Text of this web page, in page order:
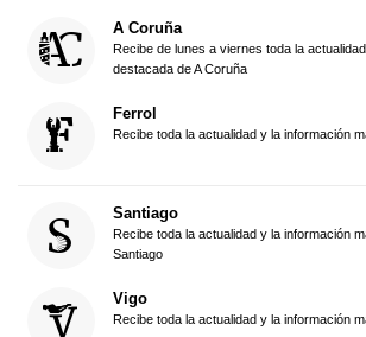
A Coruña
Recibe de lunes a viernes toda la
destacada de A Coruña
Ferrol
Recibe toda la actualidad y la información
Santiago
Recibe toda la actualidad y la información
Santiago
Vigo
Recibe toda la actualidad y la información